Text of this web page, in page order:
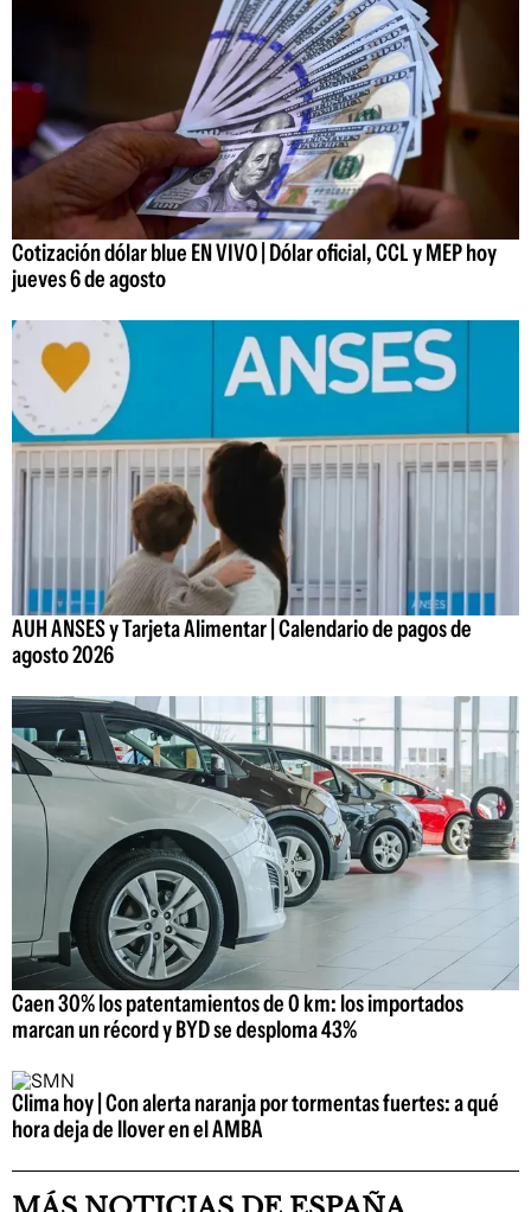
Cotización dólar blue EN VIVO | Dólar oficial, CCL y MEP hoy
jueves 6 de agosto
AUH ANSES y Tarjeta Alimentar | Calendario de pagos de
agosto 2026
Caen 30% los patentamientos de 0 km: los importados
marcan un récord y BYD se desploma 43%
Clima hoy | Con alerta naranja por tormentas fuertes: a qué
hora deja de llover en el AMBA